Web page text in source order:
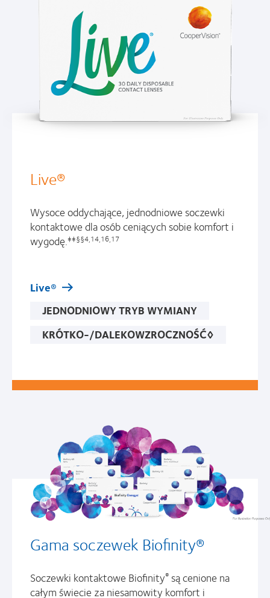
Live®
Wysoce oddychające, jednodniowe soczewki
kontaktowe dla osób ceniących sobie komfort i
wygodę.‡‡§§4,14,16,17
Live®
JEDNODNIOWY TRYB WYMIANY
KRÓTKO-/DALEKOWZROCZNOŚĆ◊
Gama soczewek Biofinity®
Soczewki kontaktowe Biofinity® są cenione na
całym świecie za niesamowity komfort i